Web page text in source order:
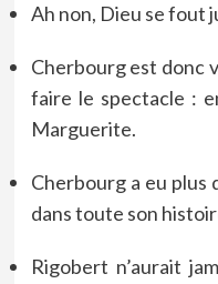
Ah non, Dieu se fout
Cherbourg est donc
faire le spectacle :
Marguerite.
Cherbourg a eu plus
dans toute son
Rigobert n’aurait